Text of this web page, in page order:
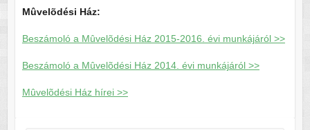
Mûvelõdési Ház:
Beszámoló a Mûvelõdési Ház 2015-2016. évi munkájáról >>
Beszámoló a Mûvelõdési Ház 2014. évi munkájáról >>
Mûvelõdési Ház hírei >>